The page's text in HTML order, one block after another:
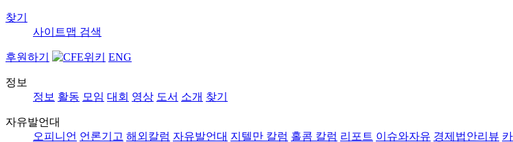
찾기
사이트맵 검색
후원하기 ENG
정보
정보 활동 모임 대회 영상 도서 소개 찾기
자유발언대
오피니언 언론기고 해외칼럼 자유발언대 지텔만 칼럼 홀콤 칼럼 리포트 이슈와자유 경제법안리뷰